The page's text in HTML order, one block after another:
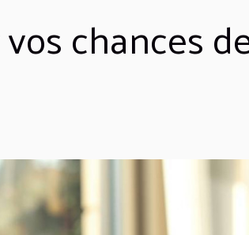
chances